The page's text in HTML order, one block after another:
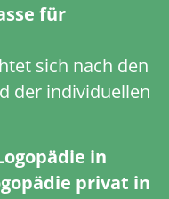
für
sich nach den
der individuellen
in
privat in